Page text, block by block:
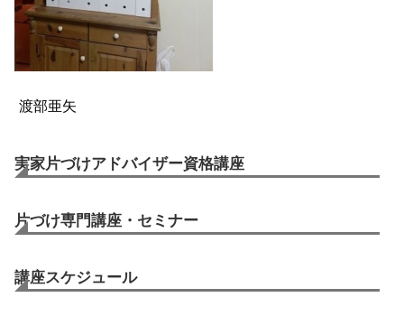
渡部亜矢
実家片づけアドバイザー資格講座
片づけ専門講座・セミナー
講座スケジュール